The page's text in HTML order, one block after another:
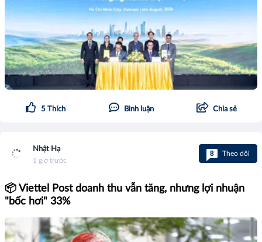
5 Thích Bình luận Chia sẻ
Nhật Hạ
1 giờ trước
8 Theo dõi
📦 Viettel Post doanh thu vẫn tăng, nhưng lợi nhuận
"bốc hơi" 33%